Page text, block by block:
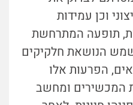
וכן עמידות
תופעה המתרחשת
הנושאת חלקיקים
הפרעות אלו
המכשירים ומחשב